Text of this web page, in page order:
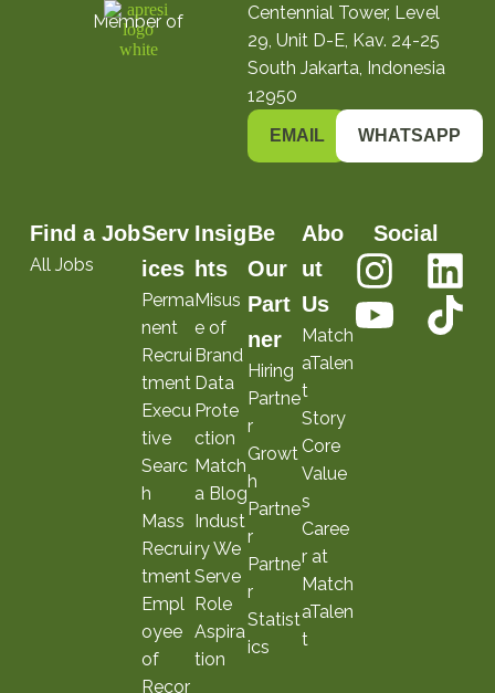
Centennial Tower, Level
29, Unit D-E, Kav. 24-25
South Jakarta, Indonesia
12950
EMAIL WHATSAPP
Member of
Find a Job
All Jobs
Serv
ices
Perma
nent
Recrui
tment
Execu
tive
Searc
h
Mass
Recrui
tment
Empl
oyee
of
Recor
Insig
hts
Misus
e of
Brand
Data
Prote
ction
Match
a Blog
Indust
ry We
Serve
Role
Aspira
tion
Be
Our
Part
ner
Hiring
Partne
r
Growt
h
Partne
r
Partne
r
Statist
ics
Abo
ut
Us
Match
aTalen
t
Story
Core
Value
s
Caree
r at
Match
aTalen
t
Social